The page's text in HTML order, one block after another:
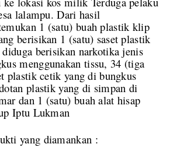
lalampu. Dari hasil
1 (satu) buah plastik klip
berisikan 1 (satu) saset plastik
berisikan narkotika jenis
menggunakan tissu, 34 (tiga
plastik cetik yang di bungkus
plastik yang di simpan di
dan 1 (satu) buah alat hisap
Iptu Lukman
yang diamankan :